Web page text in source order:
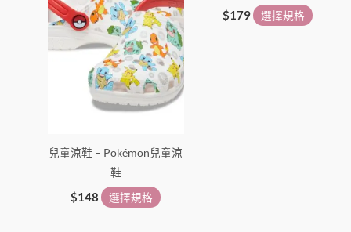
兒童涼鞋 – Pokémon兒童涼
鞋
$148 選擇規格
頁
面
選
擇
選
項
$179 選擇規格 頁